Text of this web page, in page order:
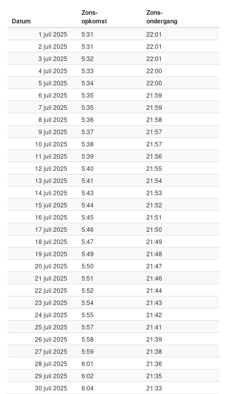
Datum
Zons-
opkomst
Zons-
ondergang
1 juli 2025 5:31
22:01
2 juli 2025
5:31
22:01
3 juli 2025
5:32
22:01
4 juli 2025
5:33
22:00
5 juli 2025
5:34
22:00
6 juli 2025
5:35
21:59
7 juli 2025
5:35
21:59
8 juli 2025
5:36
21:58
9 juli 2025
5:37
21:57
10 juli 2025
5:38
21:57
11 juli 2025
5:39
21:56
12 juli 2025
5:40
21:55
13 juli 2025
5:41
21:54
14 juli 2025
5:43
21:53
15 juli 2025
5:44
21:52
16 juli 2025
5:45
21:51
17 juli 2025
5:46
21:50
18 juli 2025
5:47
21:49
19 juli 2025
5:49
21:48
20 juli 2025
5:50
21:47
21 juli 2025
5:51
21:46
22 juli 2025
5:52
21:44
23 juli 2025
5:54
21:43
24 juli 2025
5:55
21:42
25 juli 2025
5:57
21:41
26 juli 2025
5:58
21:39
27 juli 2025
5:59
21:38
28 juli 2025
6:01
21:36
29 juli 2025
6:02
21:35
30 juli 2025
6:04
21:33